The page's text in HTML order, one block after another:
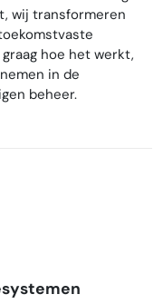
wij transformeren
hoe het werkt,
in de
beheer.